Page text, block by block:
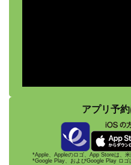
アプリ予
*Apple、Appleのロゴ、App Storeは、
*Google Play、およびGoogle Play ロゴ